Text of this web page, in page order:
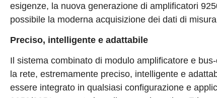
esigenze, la nuova generazione di amplificatori
possibile la moderna acquisizione dei dati di
Preciso, intelligente e adattabile
Il sistema combinato di modulo amplificatore e
la rete, estremamente preciso, intelligente e
essere integrato in qualsiasi configurazione e